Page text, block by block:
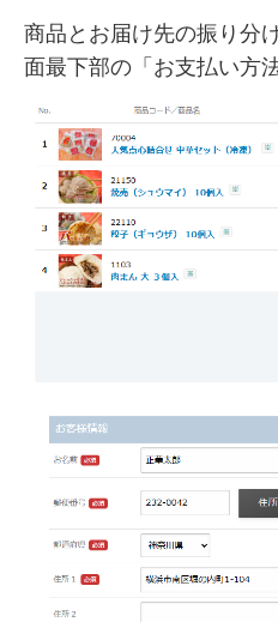
商品とお届け先の振り分
面最下部の「お支払い方